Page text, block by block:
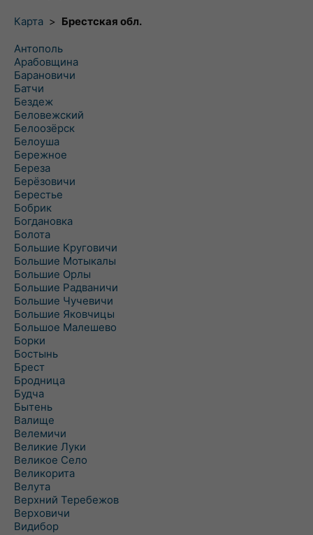
Карта > Брестская обл.
Антополь
Арабовщина
Барановичи
Батчи
Бездеж
Беловежский
Белоозёрск
Белоуша
Бережное
Береза
Берёзовичи
Берестье
Бобрик
Богдановка
Болота
Большие Круговичи
Большие Мотыкалы
Большие Орлы
Большие Радваничи
Большие Чучевичи
Большие Яковчицы
Большое Малешево
Борки
Бостынь
Брест
Бродница
Будча
Бытень
Валище
Велемичи
Великие Луки
Великое Село
Великорита
Велута
Верхний Теребежов
Верховичи
Видибор